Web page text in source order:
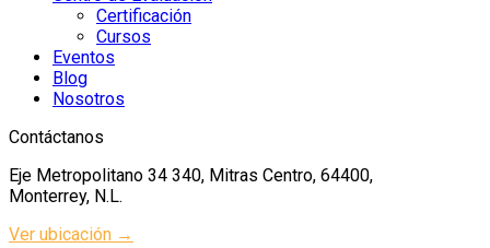
Certificación
Cursos
Eventos
Blog
Nosotros
Contáctanos
Eje Metropolitano 34 340, Mitras Centro, 64400,
Monterrey, N.L.
Ver ubicación →